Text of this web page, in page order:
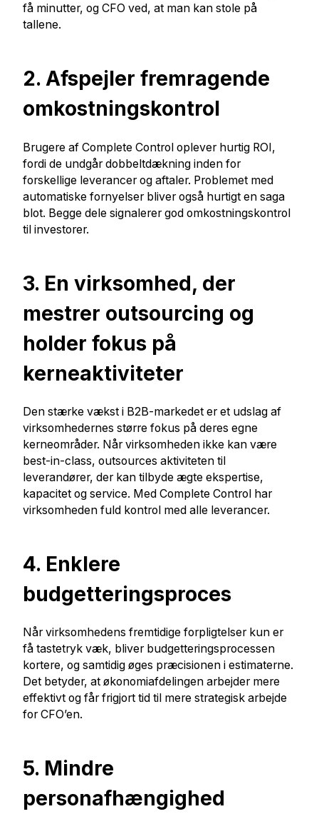
få minutter, og CFO ved, at man kan stole på
tallene.
2. Afspejler fremragende
omkostningskontrol
Brugere af Complete Control oplever hurtig ROI,
fordi de undgår dobbeltdækning inden for
forskellige leverancer og aftaler. Problemet med
automatiske fornyelser bliver også hurtigt en saga
blot. Begge dele signalerer god omkostningskontrol
til investorer.
3. En virksomhed, der
mestrer outsourcing og
holder fokus på
kerneaktiviteter
Den stærke vækst i B2B-markedet er et udslag af
virksomhedernes større fokus på deres egne
kerneområder. Når virksomheden ikke kan være
best-in-class, outsources aktiviteten til
leverandører, der kan tilbyde ægte ekspertise,
kapacitet og service. Med Complete Control har
virksomheden fuld kontrol med alle leverancer.
4. Enklere
budgetteringsproces
Når virksomhedens fremtidige forpligtelser kun er
få tastetryk væk, bliver budgetteringsprocessen
kortere, og samtidig øges præcisionen i estimaterne.
Det betyder, at økonomiafdelingen arbejder mere
effektivt og får frigjort tid til mere strategisk arbejde
for CFO’en.
5. Mindre
personafhængighed